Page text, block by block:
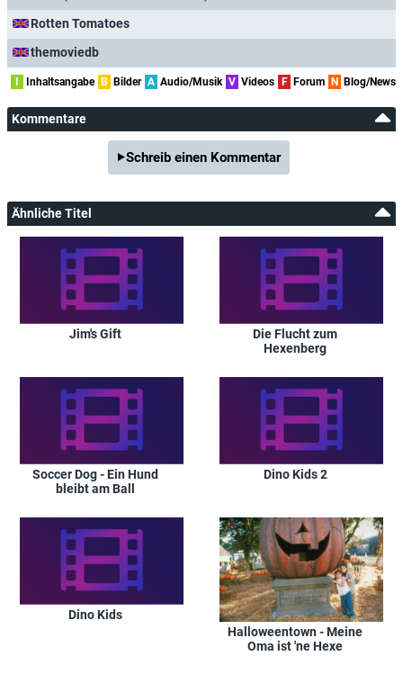
Rotten Tomatoes
themoviedb
I Inhaltsangabe B Bilder A Audio/Musik V Videos F Forum N Blog/News
Kommentare
Schreib einen Kommentar
Ähnliche Titel
Jim's Gift
Die Flucht zum
Hexenberg
Soccer Dog - Ein Hund
bleibt am Ball
Dino Kids 2
Dino Kids
Halloweentown - Meine
Oma ist 'ne Hexe